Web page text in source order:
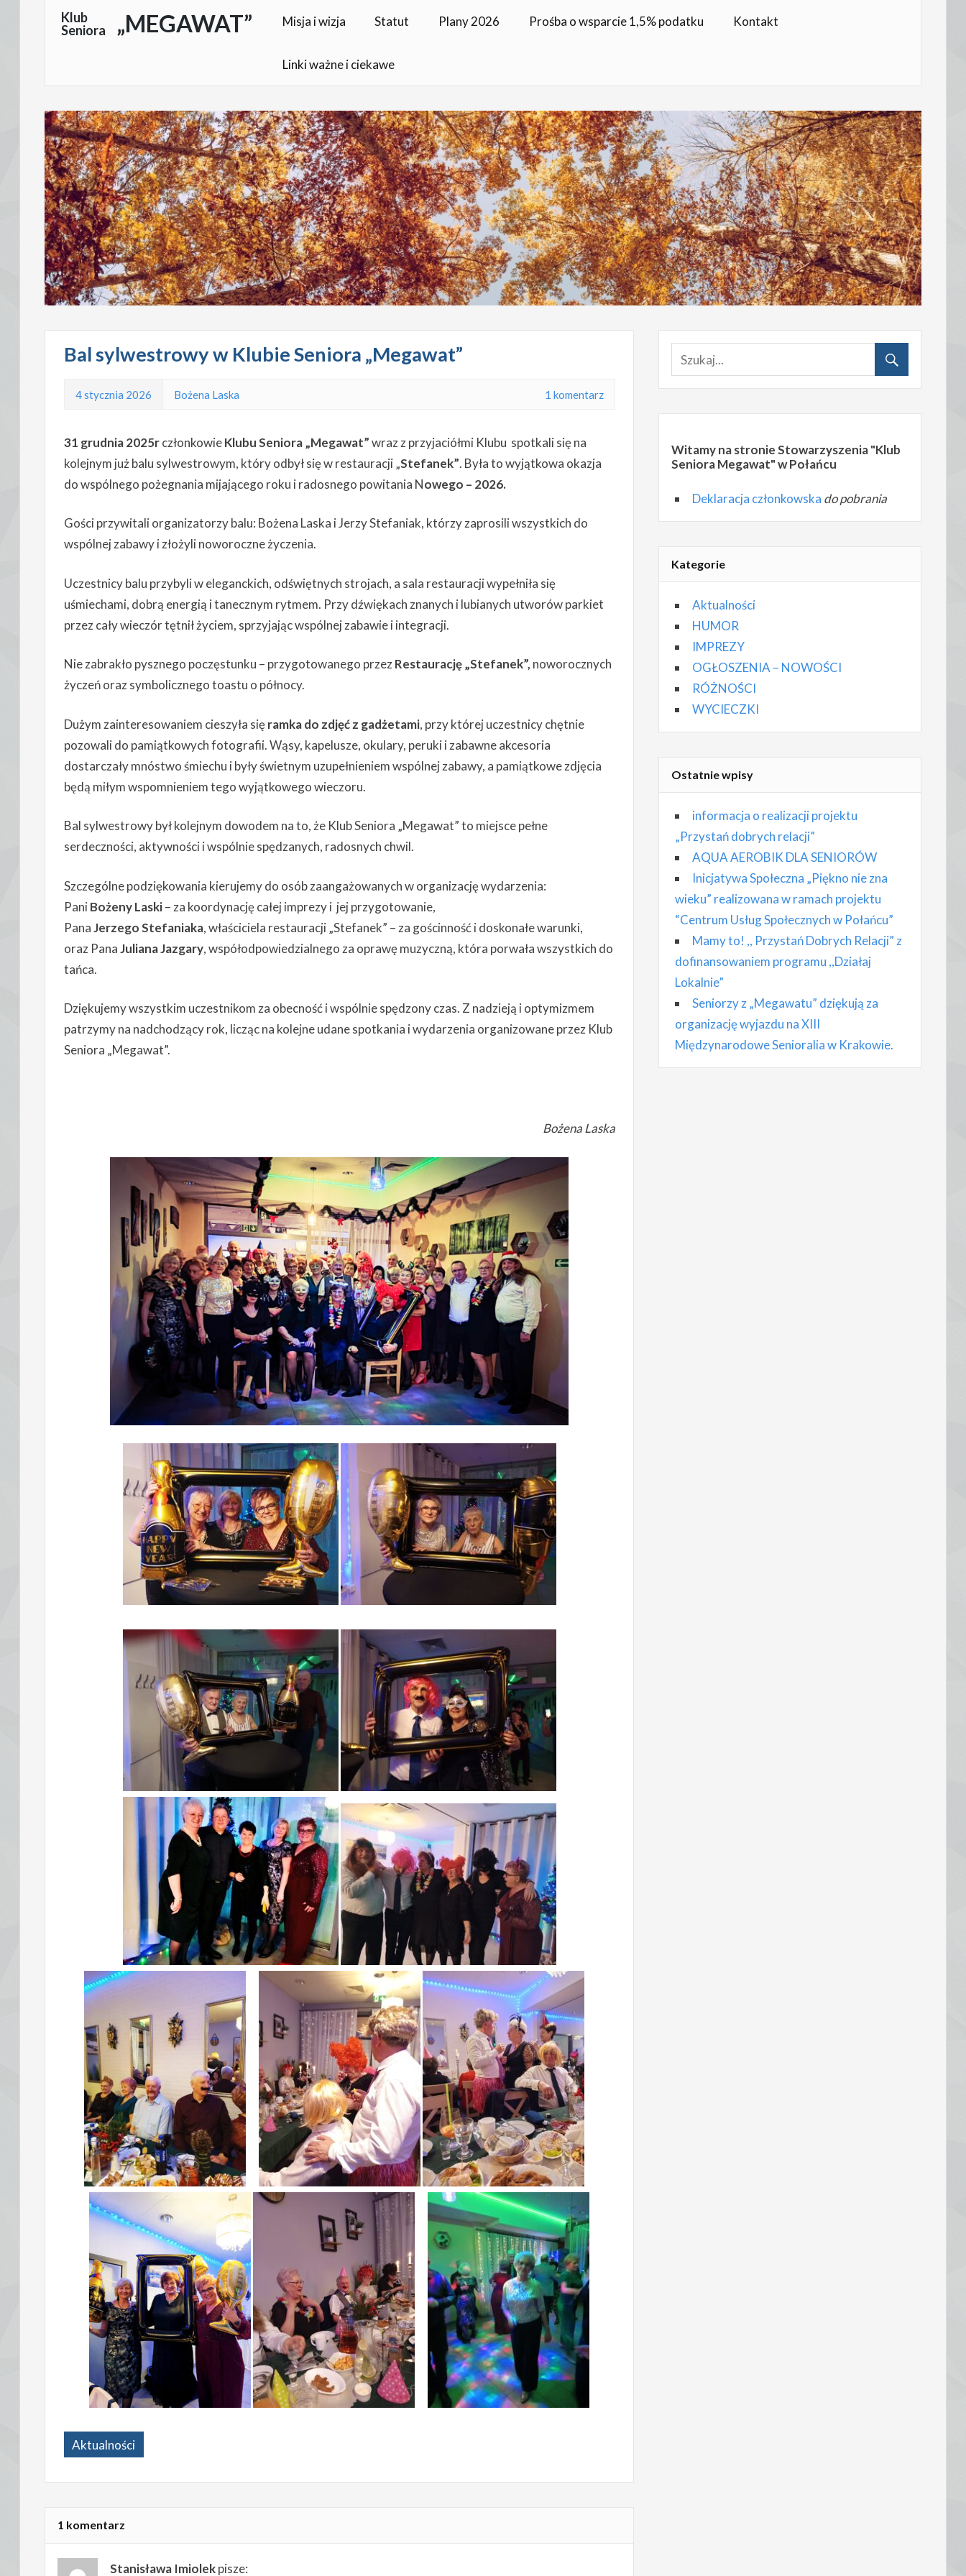
SkoczKlub
Seniora
„MEGAWAT” Misja i wizja Statut Plany 2026 Prośba o wsparcie 1,5% podatku Kontakt
Linki ważne i ciekawe
Bal sylwestrowy w Klubie Seniora „Megawat”
4 stycznia 2026 Bożena Laska 1 komentarz
31 grudnia 2025rczłonkowieKlubu Seniora „Megawat”wraz z przyjaciółmi Klubu spotkali się na
kolejnym już balu sylwestrowym, który odbył się w restauracji „Stefanek”. Była to wyjątkowa okazja
do wspólnego pożegnania mijającego roku i radosnego powitania Nowego – 2026.
Gości przywitali organizatorzy balu: Bożena Laska i Jerzy Stefaniak, którzy zaprosili wszystkich do
wspólnej zabawy i złożyli noworoczne życzenia.
Uczestnicy balu przybyli w eleganckich, odświętnych strojach, a sala restauracji wypełniła się
uśmiechami, dobrą energią i tanecznym rytmem. Przy dźwiękach znanych i lubianych utworów parkiet
przez cały wieczór tętnił życiem, sprzyjając wspólnej zabawie i integracji.
Nie zabrakło pysznego poczęstunku – przygotowanego przezRestaurację „Stefanek”, noworocznych
życzeń oraz symbolicznego toastu o północy.
Dużym zainteresowaniem cieszyła sięramka do zdjęć z gadżetami, przy której uczestnicy chętnie
pozowali do pamiątkowych fotografii. Wąsy, kapelusze, okulary, peruki i zabawne akcesoria
dostarczały mnóstwo śmiechu i były świetnym uzupełnieniem wspólnej zabawy, a pamiątkowe zdjęcia
będą miłym wspomnieniem tego wyjątkowego wieczoru.
Bal sylwestrowy był kolejnym dowodem na to, że Klub Seniora „Megawat” to miejsce pełne
serdeczności, aktywności i wspólnie spędzanych, radosnych chwil.
Szczególne podziękowania kierujemy do osób zaangażowanych w organizację wydarzenia:
PaniBożeny Laski– za koordynację całej imprezy i jej przygotowanie,
PanaJerzego Stefaniaka, właściciela restauracji „Stefanek” – za gościnność i doskonałe warunki,
oraz PanaJuliana Jazgary, współodpowiedzialnego za oprawę muzyczną, która porwała wszystkich do
tańca.
Dziękujemy wszystkim uczestnikom za obecność i wspólnie spędzony czas. Z nadzieją i optymizmem
patrzymy na nadchodzący rok, licząc na kolejne udane spotkania i wydarzenia organizowane przez Klub
Seniora „Megawat”.
Bożena Laska
Aktualności
1 komentarz
Stanisława Imiolekpisze:
Witamy na stronie Stowarzyszenia "Klub
Seniora Megawat" w Połańcu
Deklaracja członkowska do pobrania
Kategorie
Aktualności
HUMOR
IMPREZY
OGŁOSZENIA – NOWOŚCI
RÓŻNOŚCI
WYCIECZKI
Ostatnie wpisy
informacja o realizacji projektu
„Przystań dobrych relacji”
AQUA AEROBIK DLA SENIORÓW
Inicjatywa Społeczna „Piękno nie zna
wieku” realizowana w ramach projektu
“Centrum Usług Społecznych w Połańcu”
Mamy to! ,, Przystań Dobrych Relacji” z
dofinansowaniem programu ,,Działaj
Lokalnie”
Seniorzy z „Megawatu” dziękują za
organizację wyjazdu na XIII
Międzynarodowe Senioralia w Krakowie.